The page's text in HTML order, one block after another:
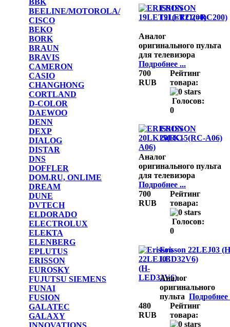
BBK
BEELINE/MOTOROLA/
CISCO
BEKO
BORK
BRAUN
BRAVIS
CAMERON
CASIO
CHANGHONG
CORTLAND
D-COLOR
DAEWOO
DENN
DEXP
DIALOG
DISTAR
DNS
DOFFLER
DOM.RU, ONLIME
DREAM
DUNE
DVTECH
ELDORADO
ELECTROLUX
ELEKTA
ELENBERG
EPLUTUS
ERISSON
EUROSKY
FUJUTSU SIEMENS
FUNAI
FUSION
GALATEC
GALAXY
INNOVATIONS
ERISSON
19LET21(=RC200)
Аналог
оригинального пульта
для телевизора
Подробнее ...
700
RUB
Рейтинг
товара:
Голосов:
0
ERISSON
20LK15(RC-A06)
Аналог
оригинального пульта
для телевизора
Подробнее ...
700
RUB
Рейтинг
товара:
Голосов:
0
Erisson 22LEJ03
LED32V6)
Аналог
оригинального
пульта Подробнее
480
RUB
Рейтинг
товара: